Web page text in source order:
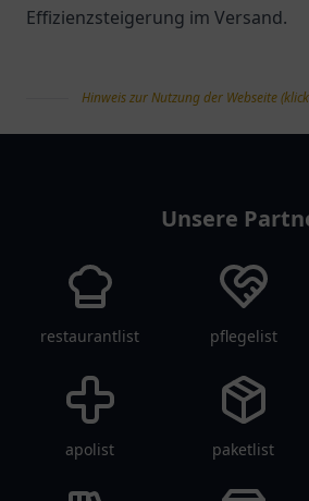
Effizienzsteigerung im Versand.
Hinweis zur Nutzung der Webseite
Unsere
restaurantlist pflegelist
apolist paketlist